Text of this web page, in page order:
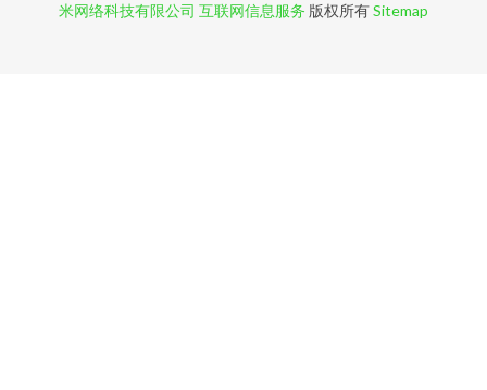
米网络科技有限公司 互联网信息服务 版权所有Sitemap